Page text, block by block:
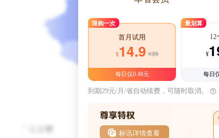
限购一次
首月试用
¥14.9 ¥39
每日仅0.48元
最划算
12
¥
每日
到期29元/月/省自动续费，可随时取消。
标讯详情查看